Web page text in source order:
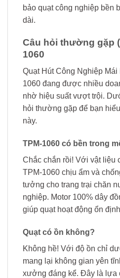
bảo quạt công nghiệp bền
dài.
Câu hỏi thường gặp
1060
Quạt Hút Công Nghiệp
1060 đang được nhiều
nhờ hiệu suất vượt trội.
hỏi thường gặp để bạn
này.
TPM-1060 có bền trong
Chắc chắn rồi! Với vật liệu
TPM-1060 chịu ẩm và
tưởng cho trang trại chăn
nghiệp. Motor 100% dây
giúp quạt hoạt động ổn
Quạt có ồn không?
Không hề! Với độ ồn chỉ
mang lại không gian yên
xưởng đáng kể. Đây là lựa